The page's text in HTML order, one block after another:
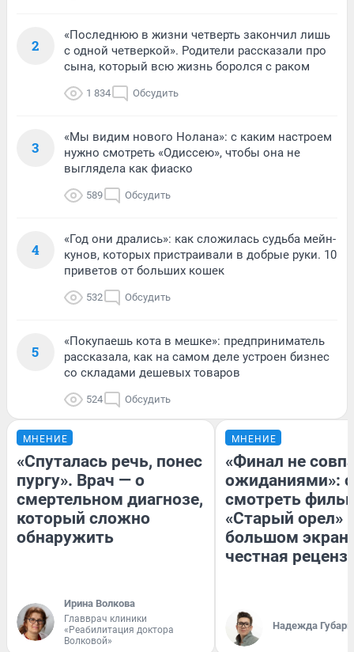
2
«Последнюю в жизни четверть закончил лишь
с одной четверкой». Родители рассказали про
сына, который всю жизнь боролся с раком
1 834 Обсудить
3
«Мы видим нового Нолана»: с каким настроем
нужно смотреть «Одиссею», чтобы она не
выглядела как фиаско
589 Обсудить
4
«Год они дрались»: как сложилась судьба мейн-
кунов, которых пристраивали в добрые руки. 10
приветов от больших кошек
532 Обсудить
5
«Покупаешь кота в мешке»: предприниматель
рассказала, как на самом деле устроен бизнес
со складами дешевых товаров
524 Обсудить
МНЕНИЕ
«Спуталась речь, понес
пургу». Врач — о
смертельном диагнозе,
который сложно
обнаружить
Ирина Волкова
Главврач клиники
«Реабилитация доктора
Волковой»
МНЕНИЕ
«Финал не
ожиданиями»:
смотреть
«Старый орел»
большом
честная
Надежда Губарь